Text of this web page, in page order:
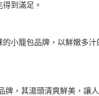
到滿足。
的小籠包品牌，以鮮嫩多
牌，其湯頭清爽鮮美，讓